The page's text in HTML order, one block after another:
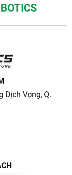
Dịch Vọng, Q.